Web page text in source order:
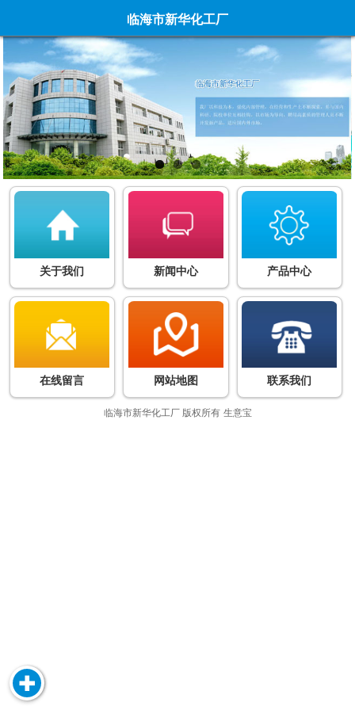
临海市新华化工厂
关于我们 新闻中心 产品中心
在线留言 网站地图 联系我们
临海市新华化工厂版权所有 生意宝